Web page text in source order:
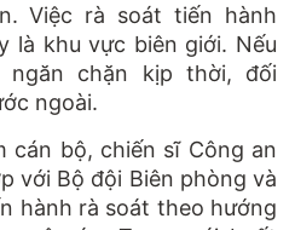
Việc rà soát tiến hành
là khu vực biên giới. Nếu
ngăn chặn kịp thời, đối
ngoài.
cán bộ, chiến sĩ Công an
với Bộ đội Biên phòng và
hành rà soát theo hướng